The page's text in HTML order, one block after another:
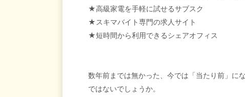
★高級家電を手軽に試せるサブスク
★スキマバイト専門の求人サイト
★短時間から利用できるシェアオフィス
数年前までは無かった、今では「当たり前」に
ではないでしょうか。